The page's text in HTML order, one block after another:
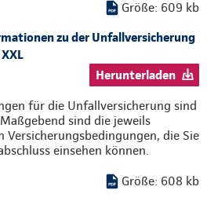
Größe: 609 kb
zu der Unfallversicherung
Herunterladen
für die Unfallversicherung sind
sind die jeweils
Versicherungsbedingungen, die Sie
einsehen können.
Größe: 608 kb